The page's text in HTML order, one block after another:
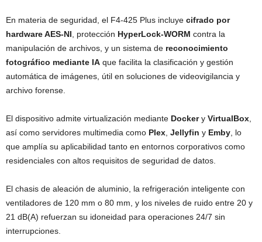
En materia de seguridad, el F4-425 Plus incluye cifrado por
hardware AES-NI , protección HyperLock-WORM contra la
manipulación de archivos, y un sistema de reconocimiento
fotográfico mediante IA que facilita la clasificación y gestión
automática de imágenes, útil en soluciones de videovigilancia y
archivo forense.
El dispositivo admite virtualización mediante Dockery VirtualBox
así como servidores multimedia como Plex Jellyfin y Emby , lo
que amplía su aplicabilidad tanto en entornos corporativos como
residenciales con altos requisitos de seguridad de datos.
El chasis de aleación de aluminio, la refrigeración inteligente con
ventiladores de 120 mm o 80 mm, y los niveles de ruido entre 20 y
21 dB(A) refuerzan su idoneidad para operaciones 24/7 sin
interrupciones.